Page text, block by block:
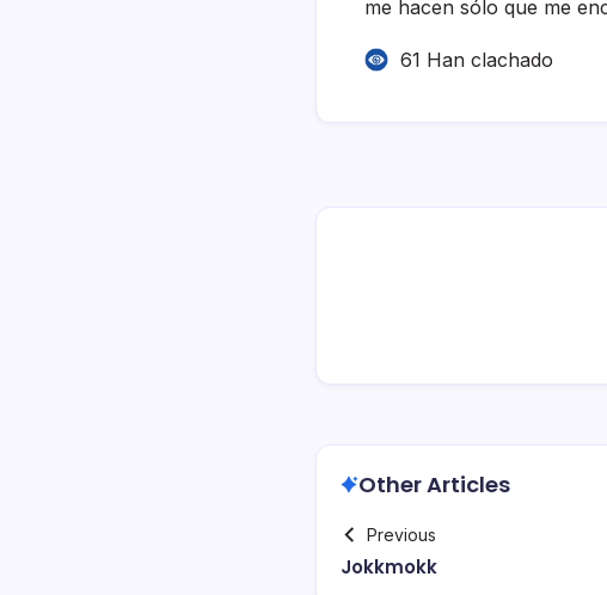
me hacen sólo que me
61 Han clachado
Other Articles
Previous
Jokkmokk